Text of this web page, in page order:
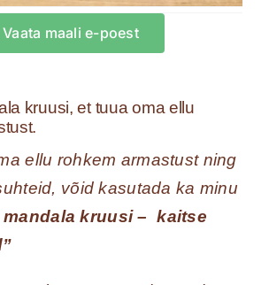
Vaata maali e-poest
kruusi, et tuua oma ellu
ellu rohkem armastust ning
võid kasutada ka minu
mandala kruusi – kaitse